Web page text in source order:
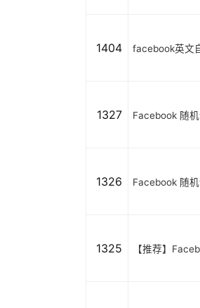
1404 facebook英文
1327 Facebook 随
1326 Facebook 随
1325 【推荐】